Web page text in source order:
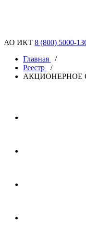
АО ИКТ 8 (800) 5000-
Главная
/
Реестр
/
АКЦИОНЕРНОЕ